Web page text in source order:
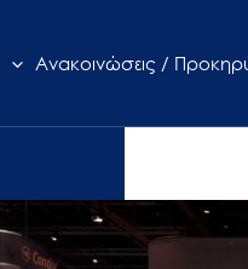
Ανακοινώσεις /